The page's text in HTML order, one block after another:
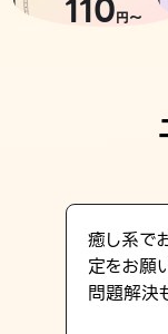
占い記事
110円〜
癒し系で
定をお願
問題解決